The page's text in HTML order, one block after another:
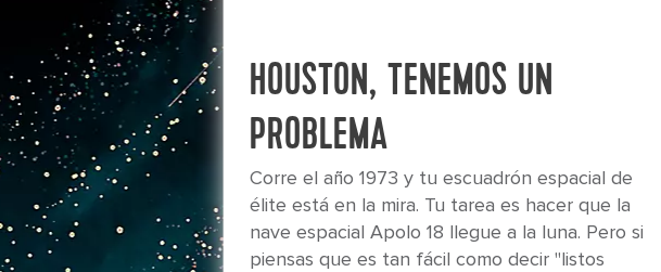
HOUSTON, TENEMOS UN
PROBLEMA
Corre el año 1973 y tu escuadrón espacial de
élite está en la mira. Tu tarea es hacer que la
nave espacial Apolo 18 llegue a la luna. Pero si
piensas que es tan fácil como decir "listos